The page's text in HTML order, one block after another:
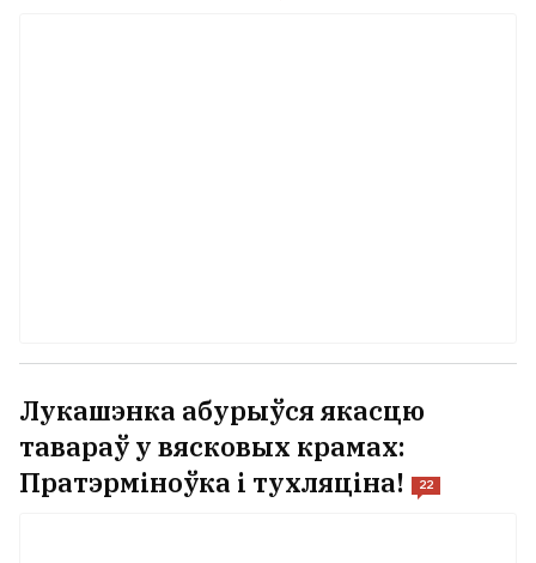
Лукашэнка абурыўся якасцю
тавараў у вясковых крамах:
Пратэрміноўка і тухляціна!
22